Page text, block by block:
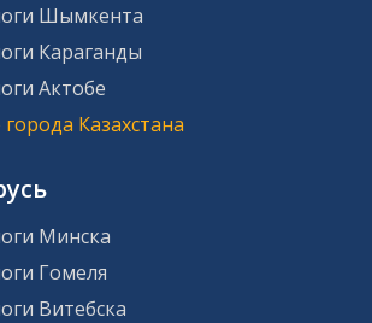
Шымкента
Караганды
Актобе
Казахстана
Минска
Гомеля
Витебска